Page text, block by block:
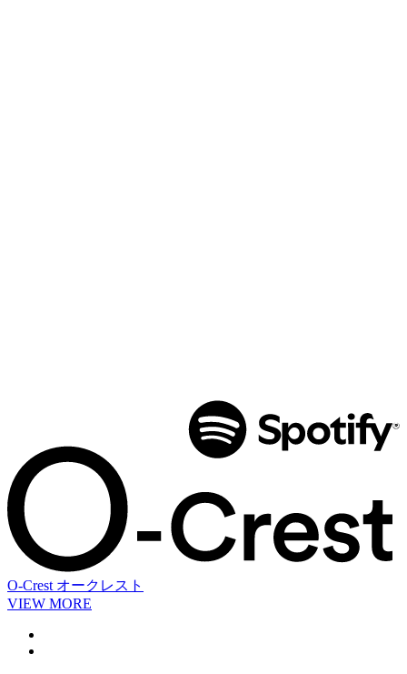
O-Crest オークレスト
VIEW MORE